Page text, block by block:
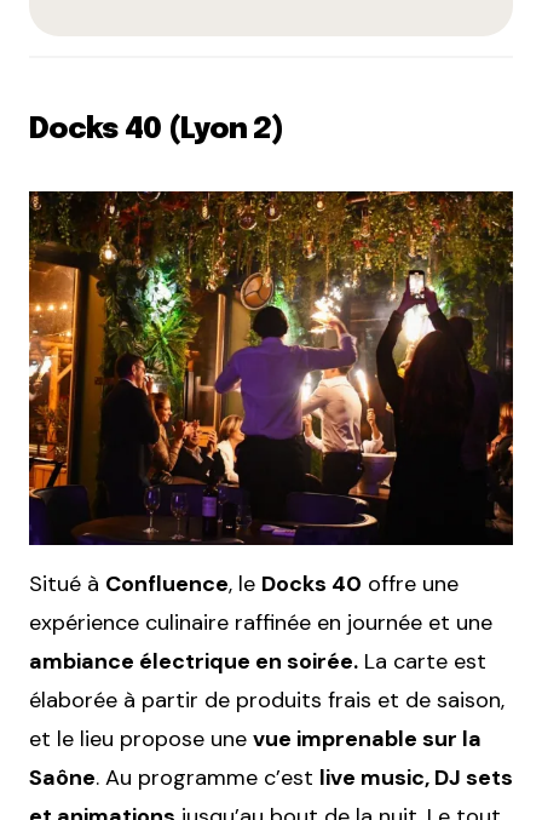
Docks 40 (Lyon 2)
Situé à Confluence, le Docks 40 offre une
expérience culinaire raffinée en journée et une
ambiance électrique en soirée. La carte est
élaborée à partir de produits frais et de saison,
et le lieu propose une vue imprenable sur la
Saône. Au programme c’est live music, DJ sets